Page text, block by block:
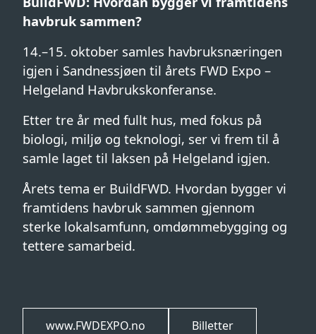
havbruk sammen?
14.–15. oktober samles havbruksnæringen
igjen i Sandnessjøen til årets FWD Expo –
Helgeland Havbrukskonferanse.
Etter tre år med fullt hus, med fokus på
biologi, miljø og teknologi, ser vi frem til å
samle laget til laksen på Helgeland igjen.
Årets tema er BuildFWD. Hvordan bygger vi
framtidens havbruk sammen gjennom
sterke lokalsamfunn, omdømmebygging og
tettere samarbeid.
www.FWDEXPO.no Billetter